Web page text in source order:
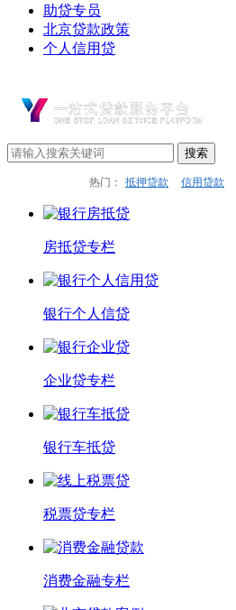
助贷专员
北京贷款政策
个人信用贷
热门： 抵押贷款 信用贷款
房抵贷专栏
银行个人信贷
企业贷专栏
银行车抵贷
税票贷专栏
消费金融专栏